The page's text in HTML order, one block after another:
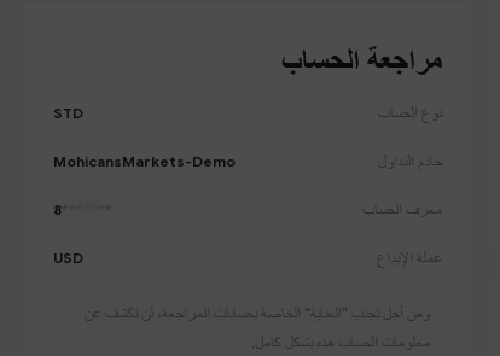
مراجعة الحساب
نوع الحساب STD
خادم التداول MohicansMarkets-Demo
معرف الحساب 8
عملة الإيداع USD
ومن أجل تجنب "العناية" الخاصة بحسابات المراجعة، لن نكشف عن
معلومات الحساب هذه بشكل كامل.